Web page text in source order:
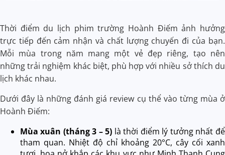
Thời điểm du lịch phim trường Hoành Điếm ảnh hưởng
trực tiếp đến cảm nhận và chất lượng chuyến đi của bạn.
Mỗi mùa trong năm mang một vẻ đẹp riêng, tạo nên
những trải nghiệm khác biệt, phù hợp với nhiều sở thích du
lịch khác nhau.
Dưới đây là những đánh giá review cụ thể vào từng mùa ở
Hoành Điếm:
Mùa xuân (tháng 3 – 5) là thời điểm lý tưởng nhất để
tham quan. Nhiệt độ chỉ khoảng 20°C, cây cối xanh